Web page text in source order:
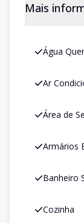
Mais
Água
Ar
Área de
Armários
Banheiro
Cozinha